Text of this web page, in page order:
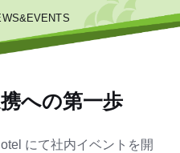
への第一歩
にて社内イベントを開